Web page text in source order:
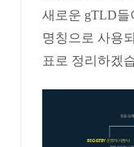
새로운 gTLD들
명칭으로 사용
표로 정리하겠